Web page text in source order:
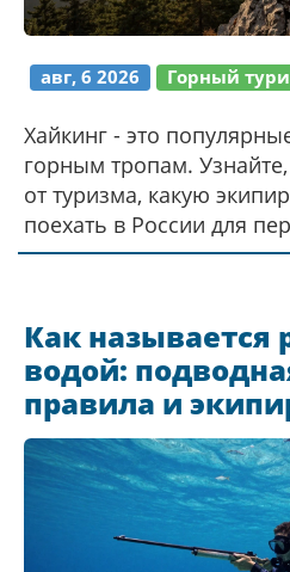
авг, 6 2026 Горный
Хайкинг - это
горным тропам.
от туризма, какую
поехать в России для
Как называется
водой:
правила и